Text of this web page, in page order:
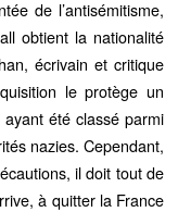
de l’antisémitisme,
obtient la nationalité
écrivain et critique
le protège un
été classé parmi
nazies. Cependant,
il doit tout de
à quitter la France